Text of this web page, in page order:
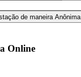
de maneira Anônima
Online